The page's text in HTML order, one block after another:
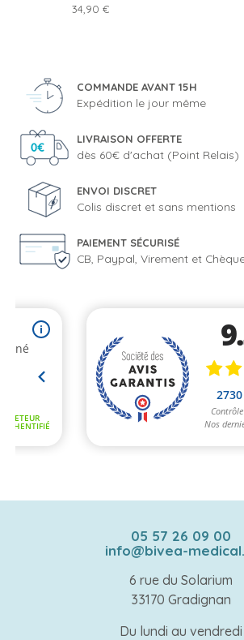
Prix
34,90 €
COMMANDE AVANT 15H
Expédition le jour même
LIVRAISON OFFERTE
dès 60€ d'achat (Point Relais)
ENVOI DISCRET
Colis discret et sans mentions
PAIEMENT SÉCURISÉ
CB, Paypal, Virement et
05 57 26 09 00
info@bivea-
6 rue du Solarium
33170 Gradignan
Du lundi au vendredi